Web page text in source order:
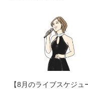
【8月のライブスケジュ